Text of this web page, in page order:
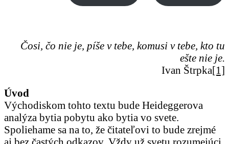
Čosi, čo nie je, píše v tebe, komusi v tebe, kto tu
ešte nie je.
Ivan Štrpka[1]
Úvod
Východiskom tohto textu bude Heideggerova
analýza bytia pobytu ako bytia vo svete.
Spoliehame sa na to, že čitateľovi to bude zrejmé
aj bez častých odkazov. Vždy už svetu rozumejúci